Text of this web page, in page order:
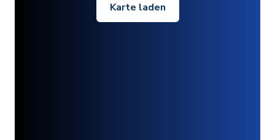
Karte laden